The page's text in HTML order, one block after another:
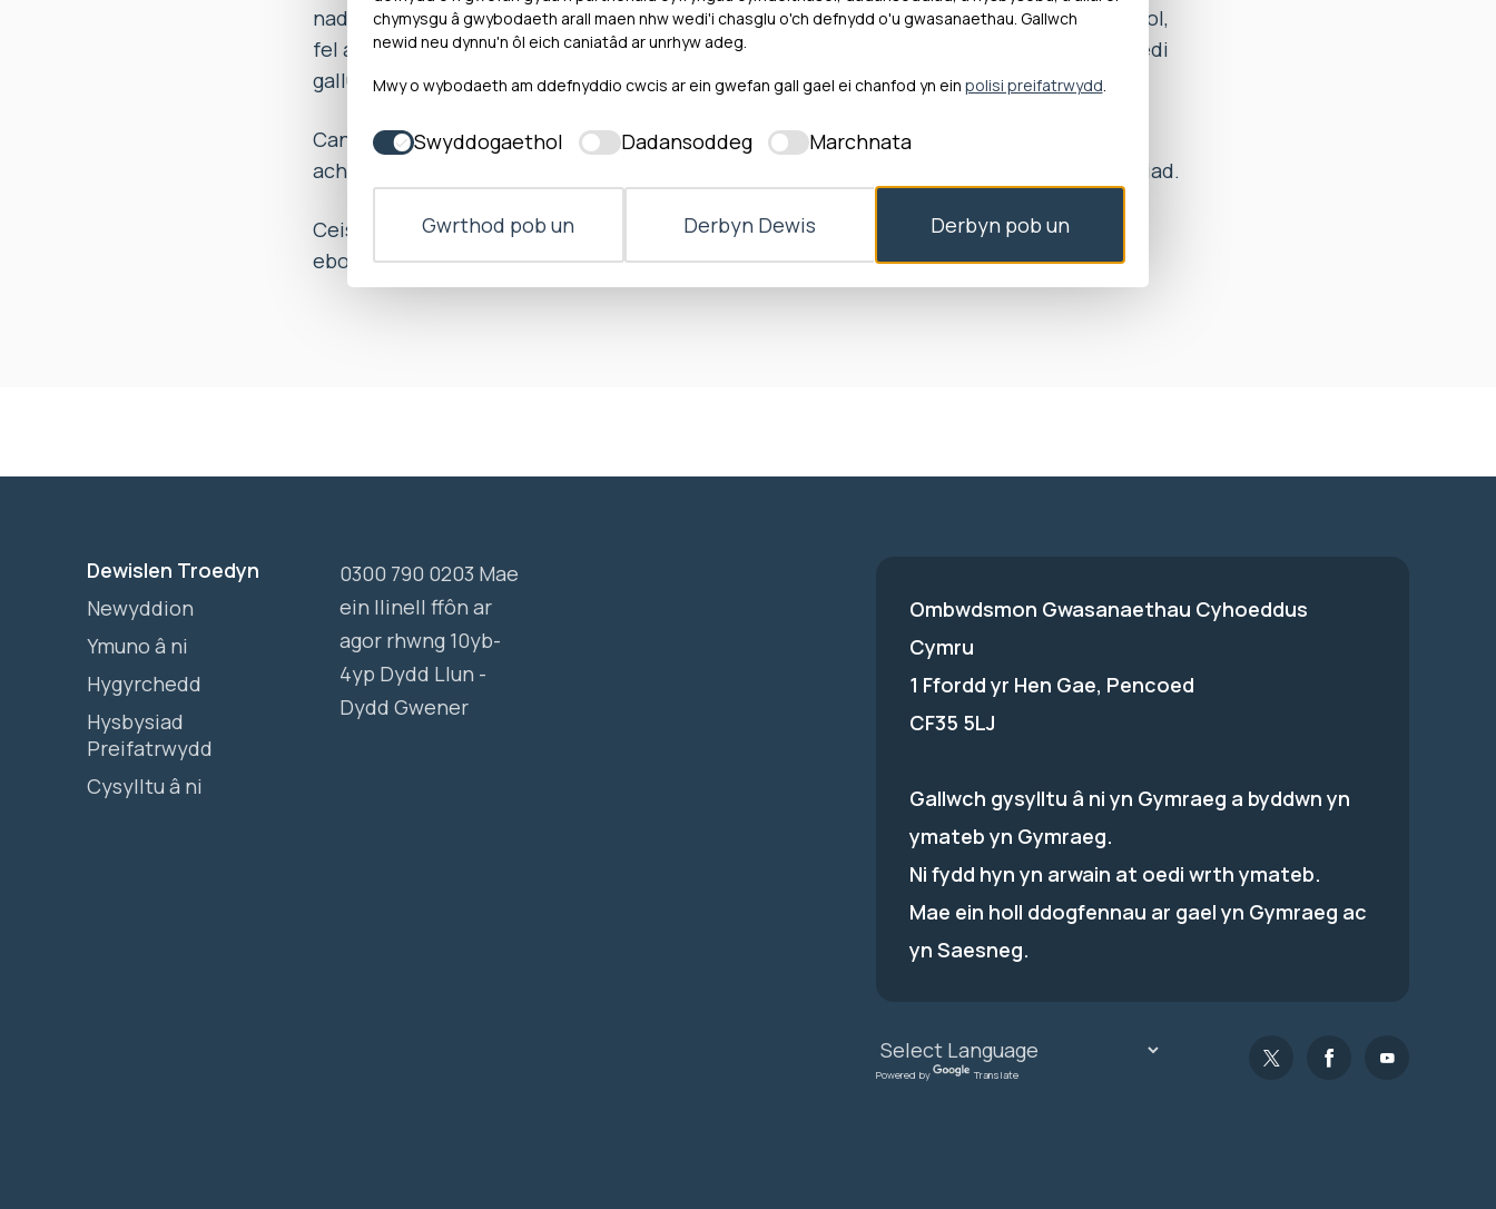
nad oedd ei merch wedi cael ei hasesu ar gyfer anhwylderau niwroddatblygiadol amrywiol,
fel awtistiaeth, PDA, ADHD, dyslecsia, dyscalcwlia a dyspracsia. O ganlyniad, nid oedd wedi
gallu manteisio ar gael diagnosis, triniaeth a chymorth yn gynnar.
Canfu’r Ombwdsmon nad oedd y Bwrdd Iechyd wedi ymateb. Dywedodd fod hyn wedi
achosi rhwystredigaeth ac ansicrwydd i Miss A. Penderfynodd setlo’r gŵyn heb ymchwiliad.
Ceisiodd a chafodd yr Ombwdsmon gytundeb y Bwrdd Iechyd i roi ymateb ysgrifenedig i
ebost Miss A, ynghyd ag ymddiheuriad ysgrifenedig am yr oedi cyn ymateb.
Dewislen Troedyn
Newyddion
Ymuno â ni
Hygyrchedd
Hysbysiad
Preifatrwydd
Cysylltu â ni
0300 790 0203 Mae
ein llinell ffôn ar
agor rhwng 10yb-
4yp Dydd Llun -
Dydd Gwener
Ombwdsmon Gwasanaethau Cyhoeddus
Cymru
1 Ffordd yr Hen Gae, Pencoed
CF35 5LJ
Gallwch gysylltu â ni yn Gymraeg a byddwn yn
ymateb yn Gymraeg.
Ni fydd hyn yn arwain at oedi wrth ymateb.
Mae ein holl ddogfennau ar gael yn Gymraeg ac
yn Saesneg.
Powered by Translate
chymysgu â gwybodaeth arall maen nhw wedi'i chasglu o'ch defnydd o'u gwasanaethau. Gallwch
newid neu dynnu'n ôl eich caniatâd ar unrhyw adeg.
Mwy o wybodaeth am ddefnyddio cwcis ar ein gwefan gall gael ei chanfod yn ein polisi preifatrwydd.
Swyddogaethol Dadansoddeg Marchnata
Gwrthod pob un Derbyn Dewis Derbyn pob un